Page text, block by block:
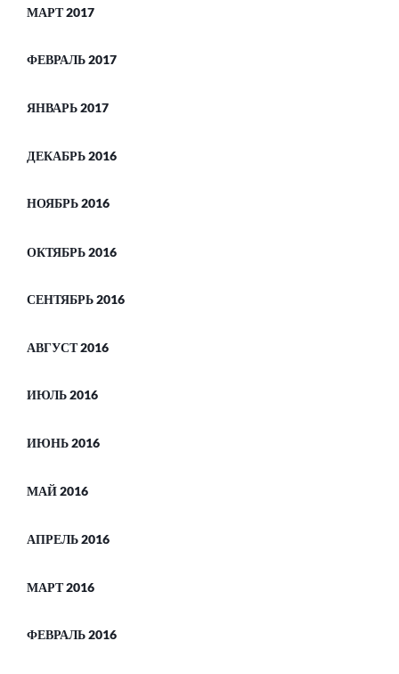
МАРТ 2017
ФЕВРАЛЬ 2017
ЯНВАРЬ 2017
ДЕКАБРЬ 2016
НОЯБРЬ 2016
ОКТЯБРЬ 2016
СЕНТЯБРЬ 2016
АВГУСТ 2016
ИЮЛЬ 2016
ИЮНЬ 2016
МАЙ 2016
АПРЕЛЬ 2016
МАРТ 2016
ФЕВРАЛЬ 2016